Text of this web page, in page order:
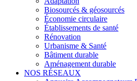
Biosourcés & géosourcés
Économie circulaire
Établissements de santé
Rénovation
Urbanisme & Santé
Bâtiment durable
Aménagement durable
NOS RÉSEAUX